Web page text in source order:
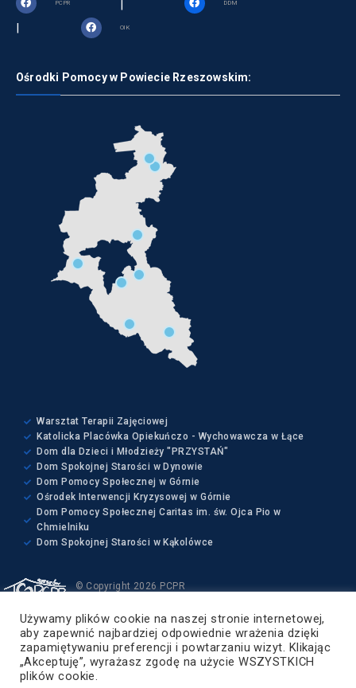
PCPR | DDM
| OIK
Ośrodki Pomocy w Powiecie Rzeszowskim:
Warsztat Terapii Zajęciowej
Katolicka Placówka Opiekuńczo - Wychowawcza w Łące
Dom dla Dzieci i Młodzieży "PRZYSTAŃ"
Dom Spokojnej Starości w Dynowie
Dom Pomocy Społecznej w Górnie
Ośrodek Interwencji Kryzysowej w Górnie
Dom Pomocy Społecznej Caritas im. św. Ojca Pio w
Chmielniku
Dom Spokojnej Starości w Kąkolówce
© Copyright 2026 PCPR
Projekt i wykonanie:
ZETO-RZESZÓW Sp. z o.o.
Powiat Rzeszowski
Używamy plików cookie na naszej stronie internetowej,
aby zapewnić najbardziej odpowiednie wrażenia dzięki
zapamiętywaniu preferencji i powtarzaniu wizyt. Klikając
„Akceptuję”, wyrażasz zgodę na użycie WSZYSTKICH
plików cookie.